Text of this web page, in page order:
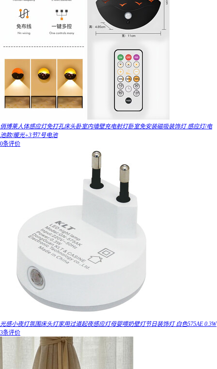
俏博莱人体感应灯免打孔床头卧室内墙壁充电射灯卧室免安装磁吸装饰灯 感应灯/电
池款/暖光+3节7号电池
0条评价
光感小夜灯氛围床头灯家用过道起夜感应灯母婴喂奶壁灯节日装饰灯 白色575AE 0.3W
3条评价